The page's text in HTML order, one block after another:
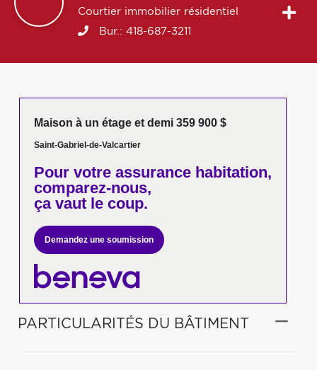
Courtier immobilier résidentiel
Bur.: 418-687-3211
Maison à un étage et demi 359 900 $
Saint-Gabriel-de-Valcartier
Pour votreassurance habitation,
comparez-nous,
ça vaut le coup.
Demandez une soumission
PARTICULARITÉS DU BÂTIMENT